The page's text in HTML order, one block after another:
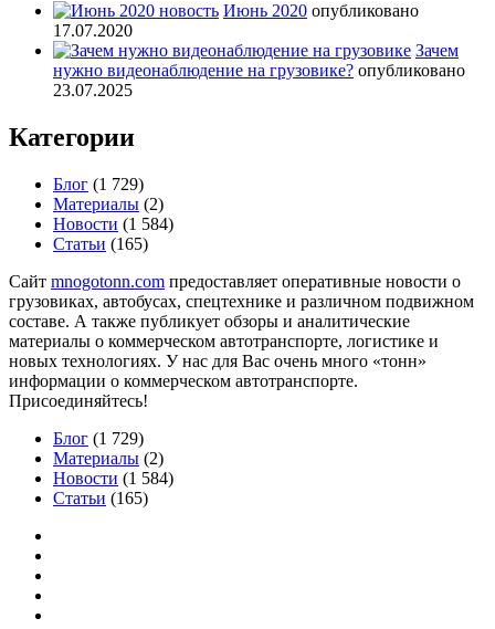
Июнь 2020 опубликовано
17.07.2020
Зачем
нужно видеонаблюдение на грузовике? опубликовано
23.07.2025
Категории
Блог (1 729)
Материалы (2)
Новости (1 584)
Статьи (165)
Сайт mnogotonn.com предоставляет оперативные новости о
грузовиках, автобусах, спецтехнике и различном подвижном
составе. А также публикует обзоры и аналитические
материалы о коммерческом автотранспорте, логистике и
новых технологиях. У нас для Вас очень много «тонн»
информации о коммерческом автотранспорте.
Присоединяйтесь!
Блог (1 729)
Материалы (2)
Новости (1 584)
Статьи (165)